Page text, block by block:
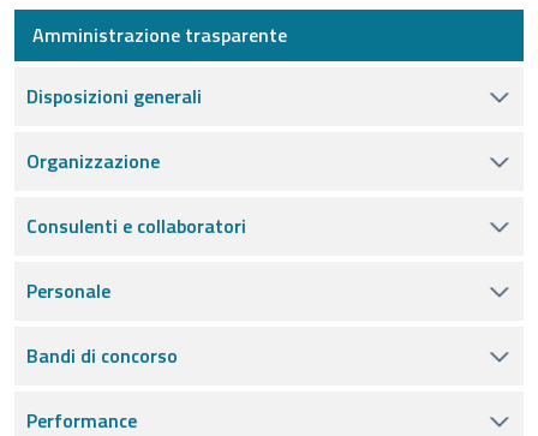
Amministrazione trasparente
Disposizioni generali
Organizzazione
Consulenti e collaboratori
Personale
Bandi di concorso
Performance